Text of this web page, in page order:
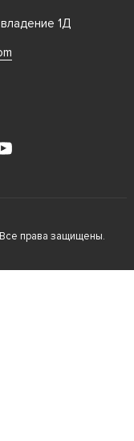
1Д
права защищены.